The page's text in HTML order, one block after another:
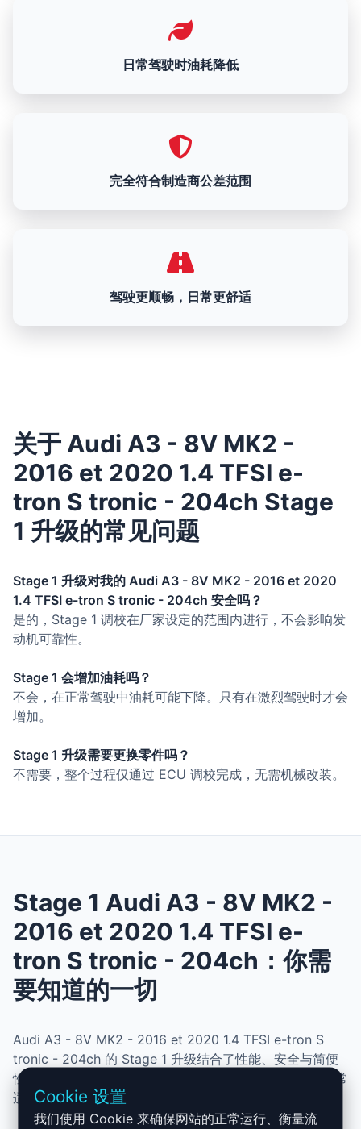
日常驾驶时油耗降低
完全符合制造商公差范围
驾驶更顺畅，日常更舒适
关于 Audi A3 - 8V MK2 -
2016 et 2020 1.4 TFSI e-
tron S tronic - 204ch Stage
1 升级的常见问题
Stage 1 升级对我的 Audi A3 - 8V MK2 - 2016 et 2020
1.4 TFSI e-tron S tronic - 204ch 安全吗？
是的，Stage 1 调校在厂家设定的范围内进行，不会影响发
动机可靠性。
Stage 1 会增加油耗吗？
不会，在正常驾驶中油耗可能下降。只有在激烈驾驶时才会
增加。
Stage 1 升级需要更换零件吗？
不需要，整个过程仅通过 ECU 调校完成，无需机械改装。
Stage 1 Audi A3 - 8V MK2 -
2016 et 2020 1.4 TFSI e-
tron S tronic - 204ch：你需
要知道的一切
Audi A3 - 8V MK2 - 2016 et 2020 1.4 TFSI e-tron S
tronic - 204ch 的 Stage 1 升级结合了性能、安全与简便
性。无需机械改动，即可提升动力、扭矩并优化油耗。非常
适合追求更灵敏驾驶体验且希望保持原厂可靠性的车主。
Cookie 设置
我们使用 Cookie 来确保网站的正常运行、衡量流